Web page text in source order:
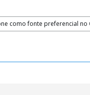
como fonte preferencial no
Velocidade